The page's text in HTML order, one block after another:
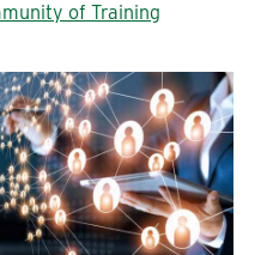
of Training